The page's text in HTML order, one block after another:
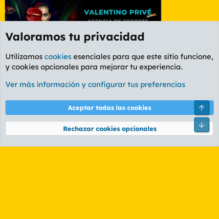
Foro General
Cookies
PL OLDSTYLE AMARILLO
Términos y reglas Política de privacidad Ayuda
Community platform by XenForo® © 2010-2026 XenForo Ltd.
Valoramos tu privacidad
Utilizamos cookies esenciales para que este sitio funcione,
y cookies opcionales para mejorar tu experiencia.
Ver más información y configurar tus preferencias
Aceptar todas las cookies
Rechazar cookies opcionales
Pie